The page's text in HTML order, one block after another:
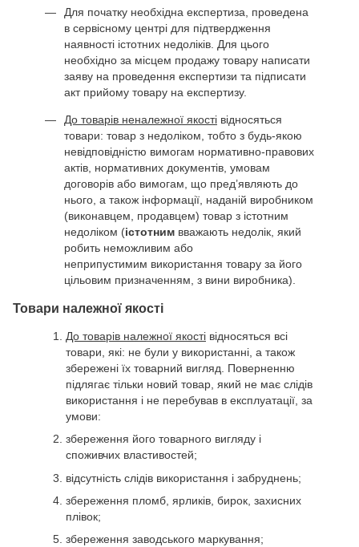
Для початку необхідна експертиза, проведена
в сервісному центрі для підтвердження
наявності істотних недоліків. Для цього
необхідно за місцем продажу товару написати
заяву на проведення експертизи та підписати
акт прийому товару на експертизу.
До товарів неналежної якості відносяться
товари: товар з недоліком, тобто з будь-якою
невідповідністю вимогам нормативно-правових
актів, нормативних документів, умовам
договорів або вимогам, що пред’являють до
нього, а також інформації, наданій виробником
(виконавцем, продавцем) товар з істотним
недоліком (істотним вважають недолік, який
робить неможливим або
неприпустимим використання товару за його
цільовим призначенням, з вини виробника).
Товари належної якості
До товарів належної якості відносяться всі
товари, які: не були у використанні, а також
збережені їх товарний вигляд. Поверненню
підлягає тільки новий товар, який не має слідів
використання і не перебував в експлуатації, за
умови:
збереження його товарного вигляду і
споживчих властивостей;
відсутність слідів використання і забруднень;
збереження пломб, ярликів, бирок, захисних
плівок;
збереження заводського маркування;